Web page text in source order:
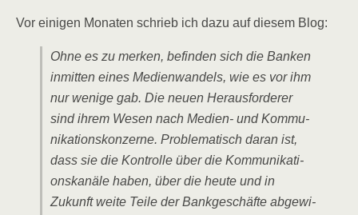
Vor eini­gen Mona­ten schrieb ich dazu auf die­sem Blog:
Ohne es zu mer­ken, befin­den sich die Ban­ken
inmit­ten eines Medi­en­wan­dels, wie es vor ihm
nur weni­ge gab. Die neu­en Her­aus­for­de­rer
sind ihrem Wesen nach Medi­en- und Kom­mu­
ni­ka­ti­ons­kon­zer­ne. Pro­ble­ma­tisch dar­an ist,
dass sie die Kon­trol­le über die Kom­mu­ni­ka­ti­
ons­ka­nä­le haben, über die heu­te und in
Zukunft wei­te Tei­le der Bank­ge­schäf­te abge­wi­